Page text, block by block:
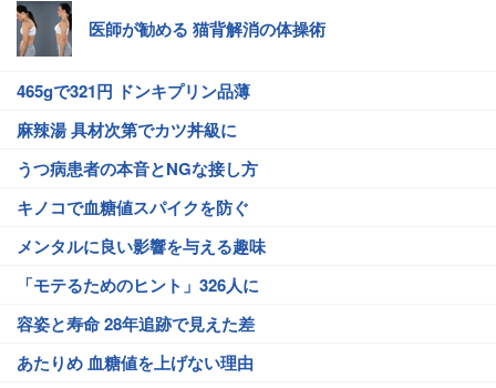
医師が勧める 猫背解消の体操術
465gで321円 ドンキプリン品薄
麻辣湯 具材次第でカツ丼級に
うつ病患者の本音とNGな接し方
キノコで血糖値スパイクを防ぐ
メンタルに良い影響を与える趣味
「モテるためのヒント」326人に
容姿と寿命 28年追跡で見えた差
あたりめ 血糖値を上げない理由